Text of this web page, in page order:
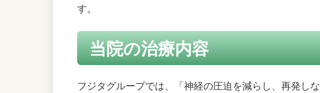
す。
当院の治療内容
フジタグループでは、「神経の圧迫を減らし、再発し